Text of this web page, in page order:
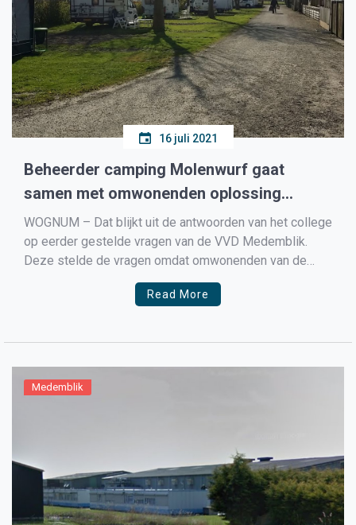
16 juli 2021
Beheerder camping Molenwurf gaat
samen met omwonenden oplossing
zoeken voor de parkeerproblemen
WOGNUM – Dat blijkt uit de antwoorden van het college
op eerder gestelde vragen van de VVD Medemblik.
Deze stelde de vragen omdat omwonenden van de
camping al maanden lang overlast ervaren van busjes
en kleine bedrijfsauto’s van gasten van de camping.
Read More
Medemblik